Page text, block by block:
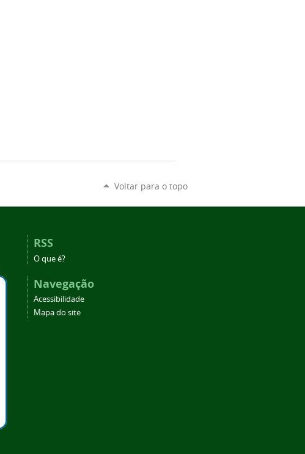
Voltar para o topo
RSS
O que é?
Navegação
Acessibilidade
Mapa do site